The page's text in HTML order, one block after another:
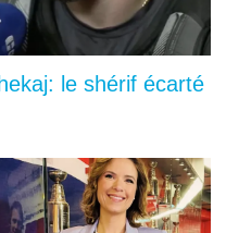
le shérif écarté